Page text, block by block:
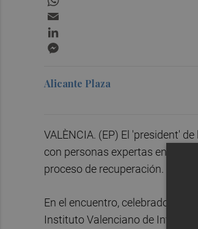
Alicante Plaza
VALÈNCIA. (EP) El 'president'
con personas expertas en
proceso de recuperación.
En el encuentro, celebrado en
Instituto Valenciano de